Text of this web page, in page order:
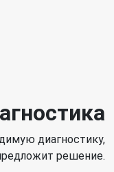
диагностику,
решение.